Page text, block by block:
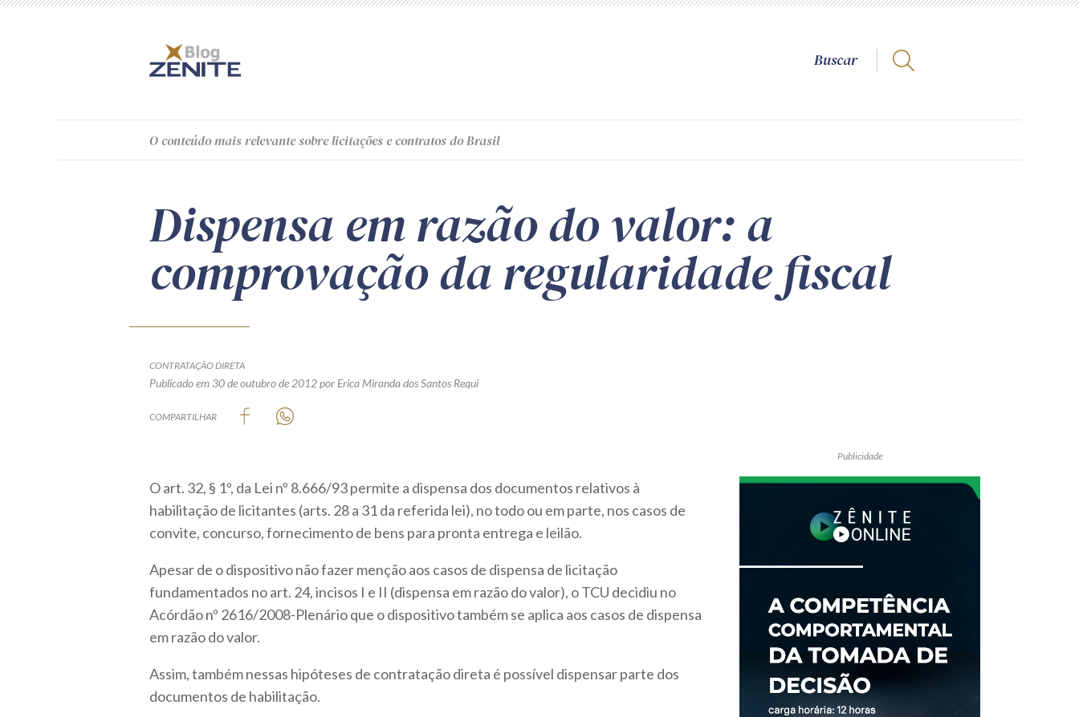
O conteúdomais relevante sobre licitações e contratos do Brasil
Dispensa em razão do valor: a
comprovação da regularidade fiscal
CONTRATAÇÃO DIRETA
Publicado em 30 de outubro de 2012por Erica Miranda dos Santos Requi
COMPARTILHAR
O art. 32, § 1º, da Lei nº 8.666/93 permite a dispensa dos documentos relativos à
habilitação de licitantes (arts. 28 a 31 da referida lei), no todo ou em parte, nos casos de
convite, concurso, fornecimento de bens para pronta entrega e leilão.
Apesar de o dispositivo não fazer menção aos casos de dispensa de licitação
fundamentados no art. 24, incisos I e II (dispensa em razão do valor), o TCU decidiu no
Acórdão nº 2616/2008-Plenário que o dispositivo também se aplica aos casos de dispensa
em razão do valor.
Assim, também nessas hipóteses de contratação direta é possível dispensar parte dos
documentos de habilitação.
Publicidade